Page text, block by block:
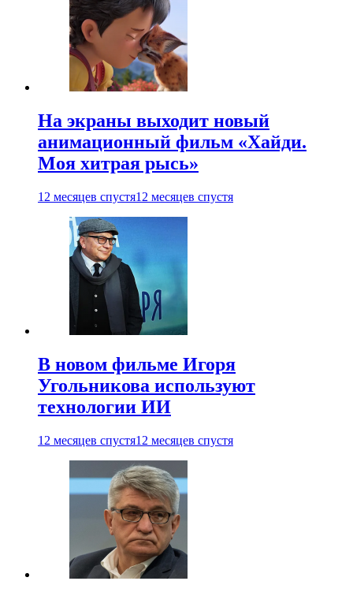
На экраны выходит новый
анимационный фильм «Хайди.
Моя хитрая рысь»
12 месяцев спустя12 месяцев спустя
В новом фильме Игоря
Угольникова используют
технологии ИИ
12 месяцев спустя12 месяцев спустя